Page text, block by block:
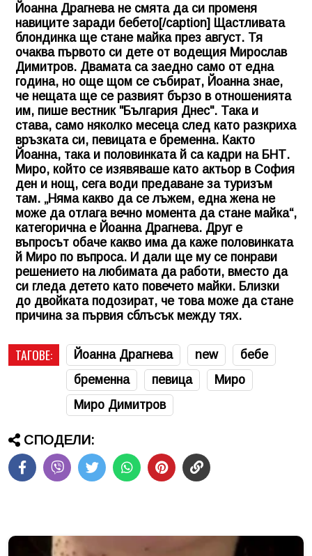
Йоанна Драгнева не смята да си променя
навиците заради бебето[/caption] Щастливата
блондинка ще стане майка през август. Тя
очаква първото си дете от водещия Мирослав
Димитров. Двамата са заедно само от една
година, но още щом се събират, Йоанна знае,
че нещата ще се развият бързо в отношенията
им, пише вестник "България Днес". Така и
става, само няколко месеца след като разкриха
връзката си, певицата е бременна. Както
Йоанна, така и половинката й са кадри на БНТ.
Миро, който се изявяваше като актьор в София
ден и нощ, сега води предаване за туризъм
там. „Няма какво да се лъжем, една жена не
може да отлага вечно момента да стане майка“,
категорична е Йоанна Драгнева. Друг е
въпросът обаче какво има да каже половинката
й Миро по въпроса. И дали ще му се понрави
решението на любимата да работи, вместо да
си гледа детето като повечето майки. Близки
до двойката подозират, че това може да стане
причина за първия сблъсък между тях.
ТАГОВЕ: Йоанна Драгнева new
бебе
бременна
певица
Миро
Миро Димитров
СПОДЕЛИ: